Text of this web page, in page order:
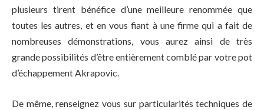
plusieurs tirent bénéfice d’une meilleure renommée que
toutes les autres, et en vous fiant à une firme qui a fait de
nombreuses démonstrations, vous aurez ainsi de très
grande possibilités d’être entièrement comblé par votre pot
d’échappement Akrapovic.
De même, renseignez vous sur particularités techniques de